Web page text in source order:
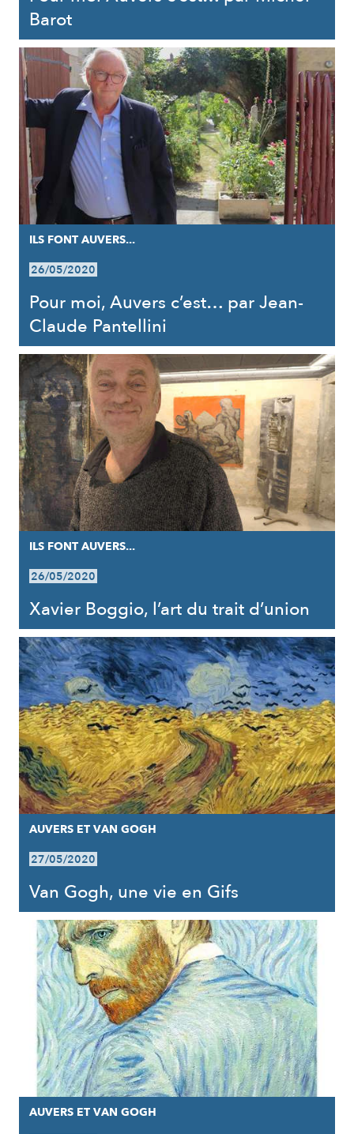
Barot
ILS FONT AUVERS...
26/05/2020
Pour moi, Auvers c’est… par Jean-
Claude Pantellini
ILS FONT AUVERS...
26/05/2020
Xavier Boggio, l’art du trait d’union
AUVERS ET VAN GOGH
27/05/2020
Van Gogh, une vie en Gifs
AUVERS ET VAN GOGH